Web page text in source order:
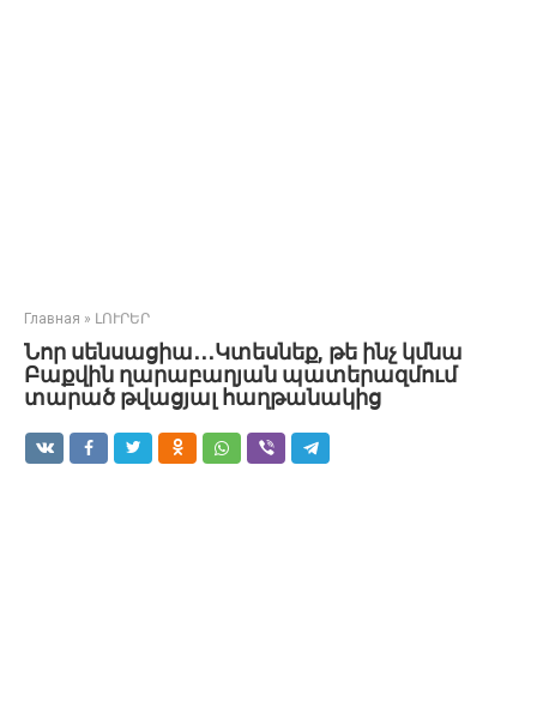
Главная » ԼՈՒՐԵՐ
Նոր սենսացիա․․․Կտեսնեք, թե ինչ կմնա
Բաքվին ղարաբաղյան պատերազմում
տարած թվացյալ հաղթանակից